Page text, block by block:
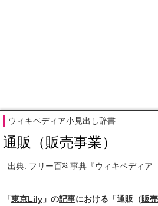
ウィキペディア小見出し辞書
通販（販売事業）
出典: フリー百科事典『ウィキペディア
「東京Lily 」の記事における「通販（販